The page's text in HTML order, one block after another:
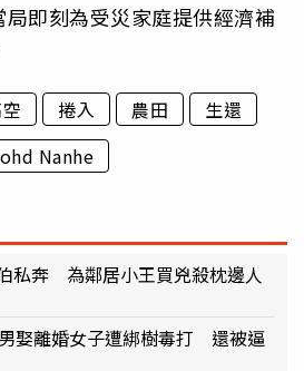
即刻為受災家庭提供經濟補
捲入 農田
生還
Nanhe
私奔 為鄰居小王買兇殺枕邊人
娶離婚女子遭綁樹毒打 還被逼